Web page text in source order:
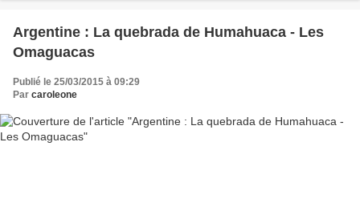
Argentine : La quebrada de Humahuaca - Les
Omaguacas
Publié le 25/03/2015 à 09:29
Par caroleone